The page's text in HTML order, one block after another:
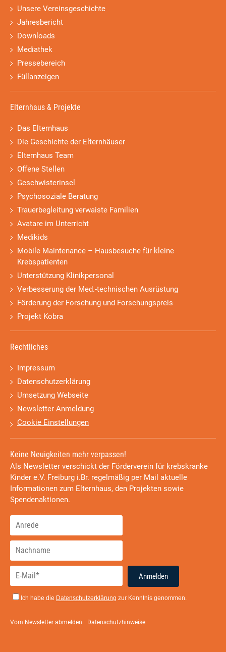
Unsere Vereinsgeschichte
Jahresbericht
Downloads
Mediathek
Pressebereich
Füllanzeigen
Elternhaus & Projekte
Das Elternhaus
Die Geschichte der Elternhäuser
Elternhaus Team
Offene Stellen
Geschwisterinsel
Psychosoziale Beratung
Trauerbegleitung verwaiste Familien
Avatare im Unterricht
Medikids
Mobile Maintenance – Hausbesuche für kleine
Krebspatienten
Unterstützung Klinikpersonal
Verbesserung der Med.-technischen Ausrüstung
Förderung der Forschung und Forschungspreis
Projekt Kobra
Rechtliches
Impressum
Datenschutzerklärung
Umsetzung Webseite
Newsletter Anmeldung
Cookie Einstellungen
Keine Neuigkeiten mehr verpassen!
Als Newsletter verschickt der Förderverein für krebskranke
Kinder e.V. Freiburg i.Br. regelmäßig per Mail aktuelle
Informationen zum Elternhaus, den Projekten sowie
Spendenaktionen.
Anmelden
Ich habe die Datenschutzerklärung zur Kenntnis genommen.
Vom Newsletter abmelden Datenschutzhinweise